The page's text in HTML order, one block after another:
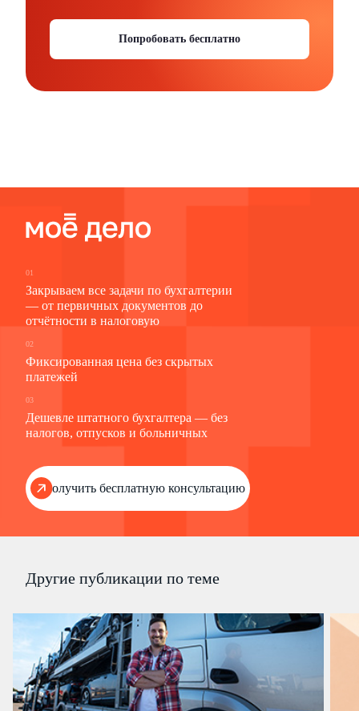
Попробовать бесплатно
01
Закрываем все задачи по бухгалтерии
— от первичных документов до
отчётности в налоговую
02
Фиксированная цена без скрытых
платежей
03
Дешевле штатного бухгалтера — без
налогов, отпусков и больничных
Получить бесплатную консультацию
Другие публикации по теме